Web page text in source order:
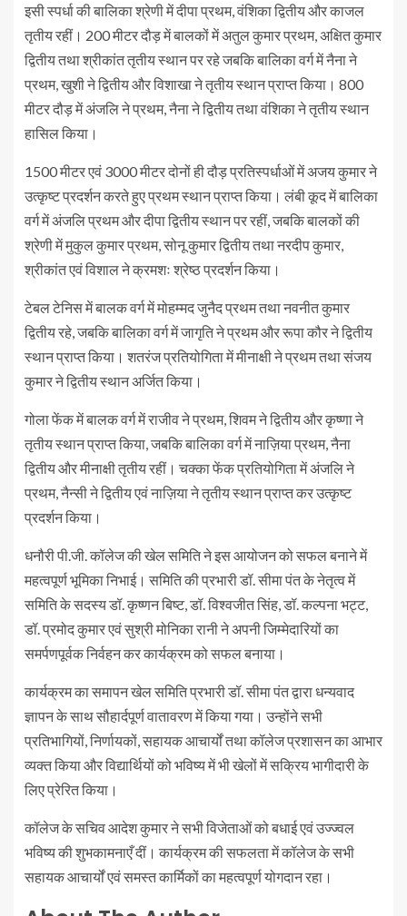
इसी स्पर्धा की बालिका श्रेणी में दीपा प्रथम, वंशिका द्वितीय और काजल
तृतीय रहीं। 200 मीटर दौड़ में बालकों में अतुल कुमार प्रथम, अक्षित कुमार
द्वितीय तथा श्रीकांत तृतीय स्थान पर रहे जबकि बालिका वर्ग में नैना ने
प्रथम, खुशी ने द्वितीय और विशाखा ने तृतीय स्थान प्राप्त किया। 800
मीटर दौड़ में अंजलि ने प्रथम, नैना ने द्वितीय तथा वंशिका ने तृतीय स्थान
हासिल किया।
1500 मीटर एवं 3000 मीटर दोनों ही दौड़ प्रतिस्पर्धाओं में अजय कुमार ने
उत्कृष्ट प्रदर्शन करते हुए प्रथम स्थान प्राप्त किया। लंबी कूद में बालिका
वर्ग में अंजलि प्रथम और दीपा द्वितीय स्थान पर रहीं, जबकि बालकों की
श्रेणी में मुकुल कुमार प्रथम, सोनू कुमार द्वितीय तथा नरदीप कुमार,
श्रीकांत एवं विशाल ने क्रमशः श्रेष्ठ प्रदर्शन किया।
टेबल टेनिस में बालक वर्ग में मोहम्मद जुनैद प्रथम तथा नवनीत कुमार
द्वितीय रहे, जबकि बालिका वर्ग में जागृति ने प्रथम और रूपा कौर ने द्वितीय
स्थान प्राप्त किया। शतरंज प्रतियोगिता में मीनाक्षी ने प्रथम तथा संजय
कुमार ने द्वितीय स्थान अर्जित किया।
गोला फेंक में बालक वर्ग में राजीव ने प्रथम, शिवम ने द्वितीय और कृष्णा ने
तृतीय स्थान प्राप्त किया, जबकि बालिका वर्ग में नाज़िया प्रथम, नैना
द्वितीय और मीनाक्षी तृतीय रहीं। चक्का फेंक प्रतियोगिता में अंजलि ने
प्रथम, नैन्सी ने द्वितीय एवं नाज़िया ने तृतीय स्थान प्राप्त कर उत्कृष्ट
प्रदर्शन किया।
धनौरी पी.जी. कॉलेज की खेल समिति ने इस आयोजन को सफल बनाने में
महत्वपूर्ण भूमिका निभाई। समिति की प्रभारी डॉ. सीमा पंत के नेतृत्व में
समिति के सदस्य डॉ. कृष्णन बिष्ट, डॉ. विश्वजीत सिंह, डॉ. कल्पना भट्ट,
डॉ. प्रमोद कुमार एवं सुश्री मोनिका रानी ने अपनी जिम्मेदारियों का
समर्पणपूर्वक निर्वहन कर कार्यक्रम को सफल बनाया।
कार्यक्रम का समापन खेल समिति प्रभारी डॉ. सीमा पंत द्वारा धन्यवाद
ज्ञापन के साथ सौहार्दपूर्ण वातावरण में किया गया। उन्होंने सभी
प्रतिभागियों, निर्णायकों, सहायक आचार्यों तथा कॉलेज प्रशासन का आभार
व्यक्त किया और विद्यार्थियों को भविष्य में भी खेलों में सक्रिय भागीदारी के
लिए प्रेरित किया।
कॉलेज के सचिव आदेश कुमार ने सभी विजेताओं को बधाई एवं उज्ज्वल
भविष्य की शुभकामनाएँ दीं। कार्यक्रम की सफलता में कॉलेज के सभी
सहायक आचार्यों एवं समस्त कार्मिकों का महत्वपूर्ण योगदान रहा।